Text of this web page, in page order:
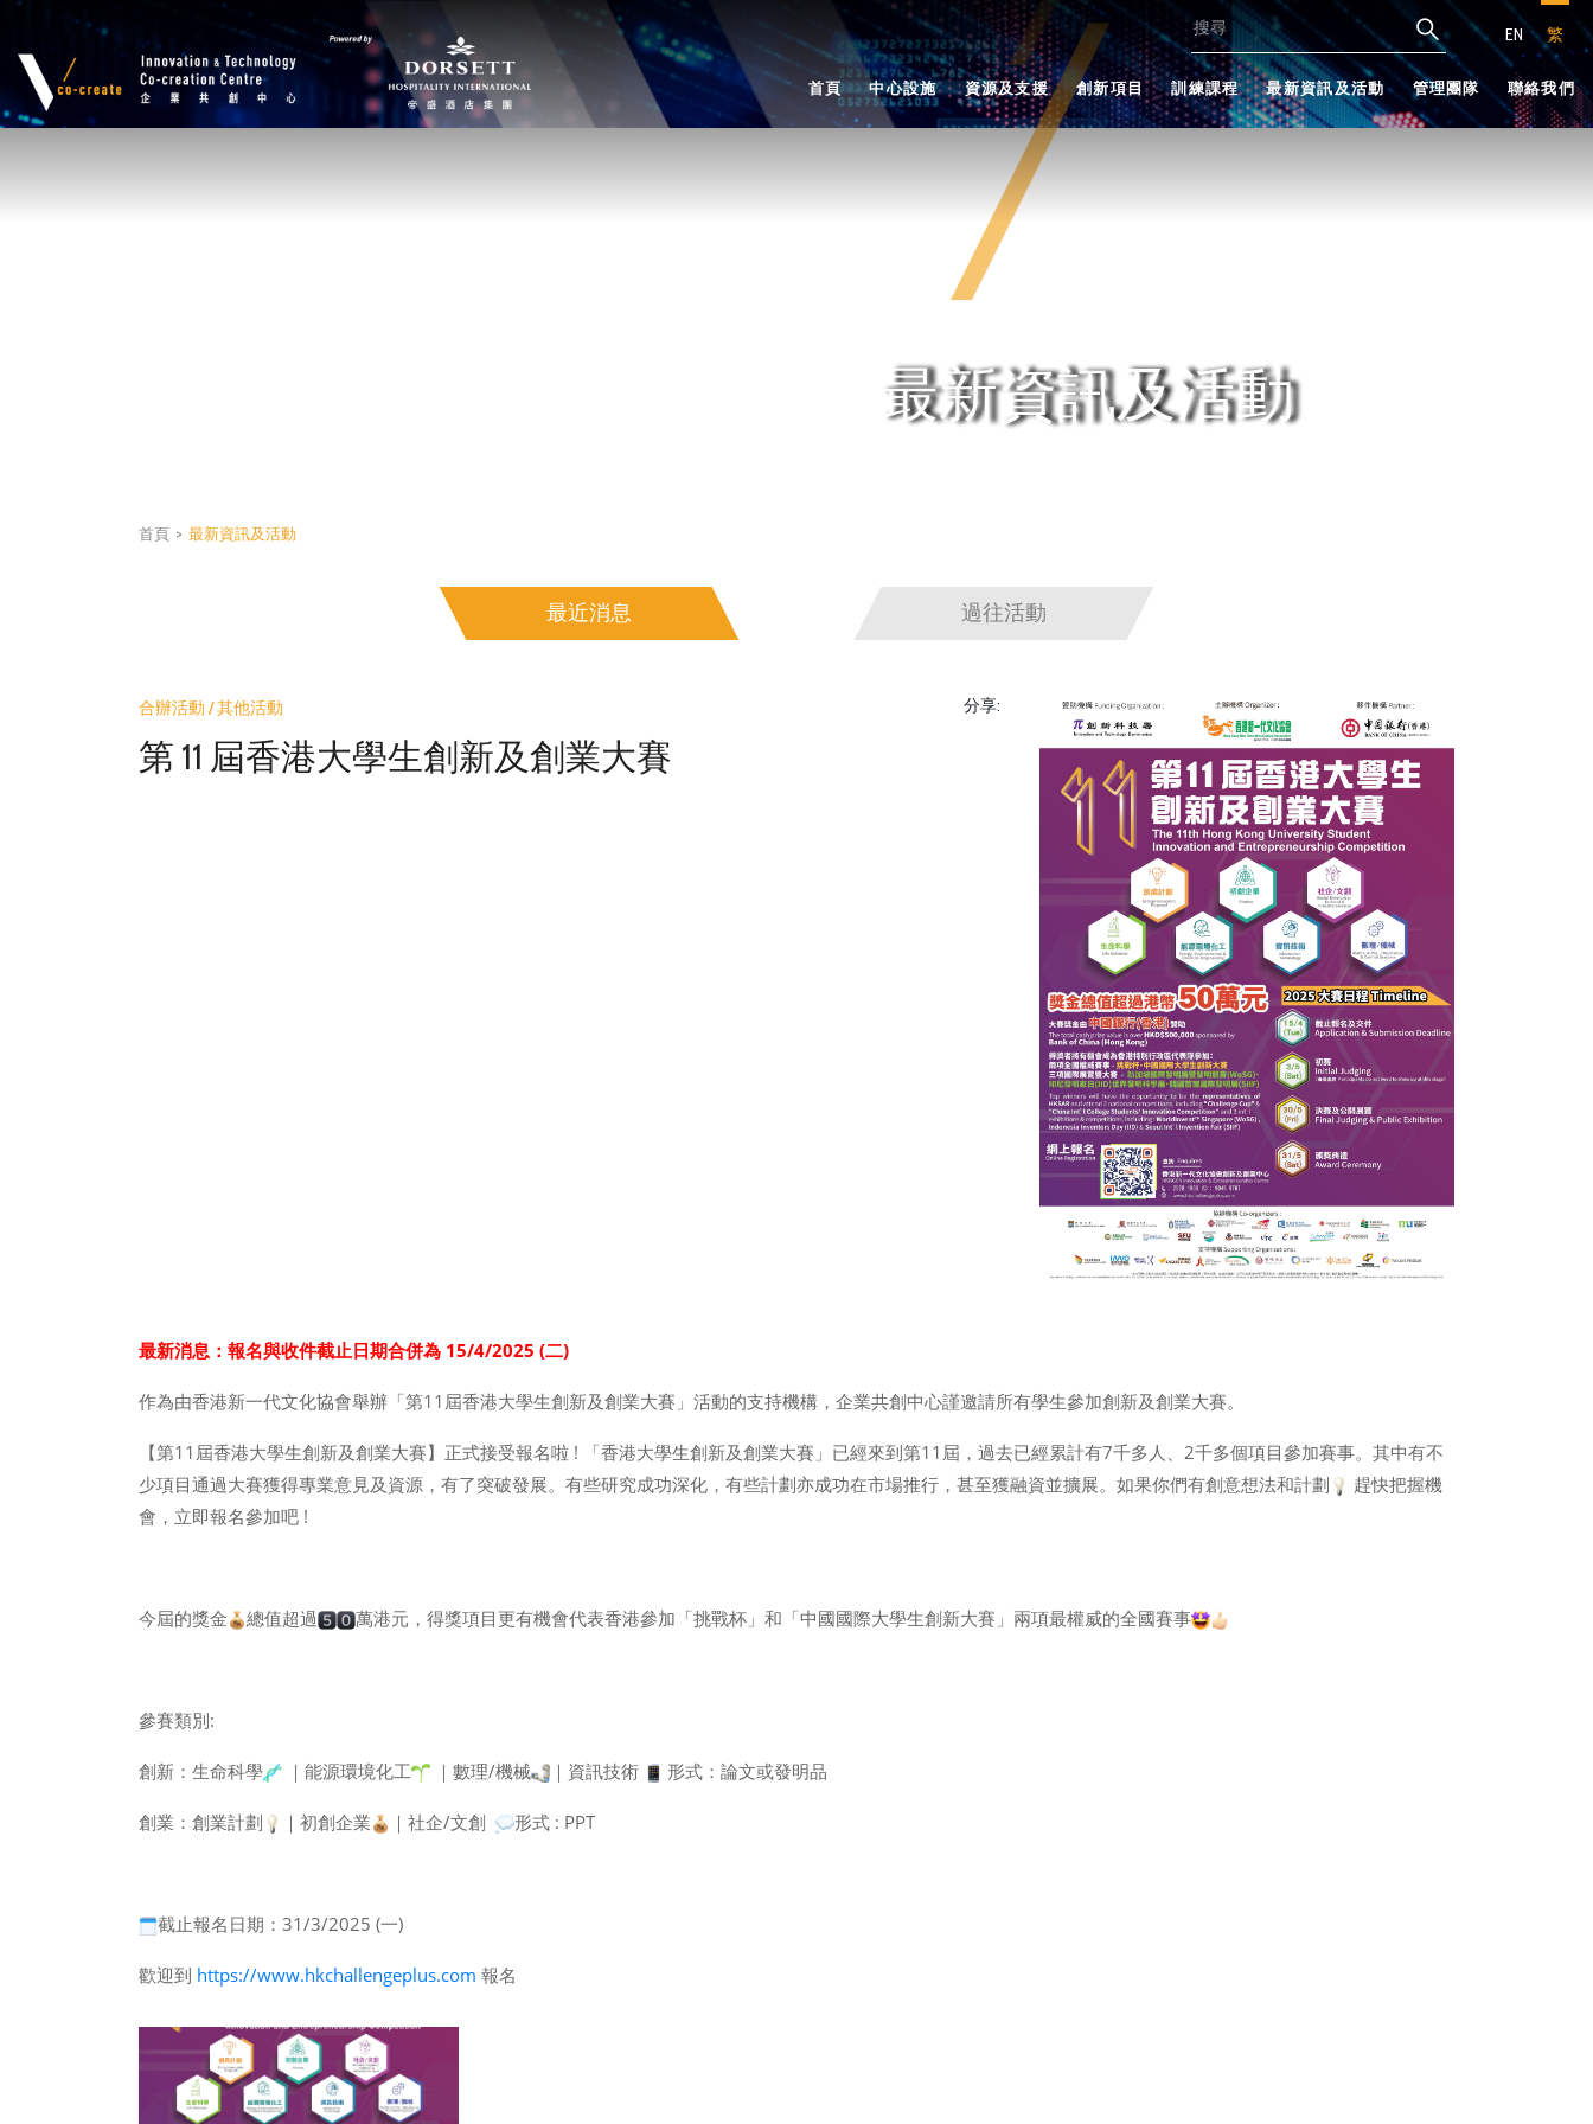
EN 繁
首頁 中心設施 資源及支援 創新項目 訓練課程 最新資訊及活動 管理團隊 聯絡我們
最新資訊及活動
首頁 > 最新資訊及活動
最近消息 過往活動
合辦活動 / 其他活動 分享:
第 11 屆香港大學生創新及創業大賽
最新消息：報名與收件截止日期合併為 15/4/2025 (二)
作為由香港新一代文化協會舉辦「第11屆香港大學生創新及創業大賽」活動的支持機構，企業共創中心謹邀請所有學生參加創新及創業大賽。
【第11屆香港大學生創新及創業大賽】正式接受報名啦 ! 「香港大學生創新及創業大賽」已經來到第11屆，過去已經累計有7千多人、2千多個項目參加賽事。其中有不
少項目通過大賽獲得專業意見及資源，有了突破發展。有些研究成功深化，有些計劃亦成功在市場推行，甚至獲融資並擴展。如果你們有創意想法和計劃
趕快把握機
會，立即報名參加吧 !
今屆的獎金 總值超過 萬港元，得獎項目更有機會代表香港參加「挑戰杯」和「中國國際大學生創新大賽」兩項最權威的全國賽事
參賽類別:
創新：生命科學 ｜能源環境化工 ｜數理/機械 ｜資訊技術 形式：論文或發明品
創業：創業計劃 ｜初創企業 ｜社企/文創 形式 : PPT
截止報名日期：31/3/2025 (一)
歡迎到 https://www.hkchallengeplus.com 報名